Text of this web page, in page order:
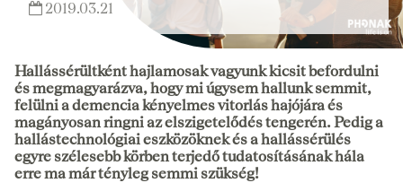
2019.03.21
Hallássérültként hajlamosak vagyunk kicsit befordulni
és megmagyarázva, hogy mi úgysem hallunk semmit,
felülni a demencia kényelmes vitorlás hajójára és
magányosan ringni az elszigetelődés tengerén. Pedig a
hallástechnológiai eszközöknek és a hallássérülés
egyre szélesebb körben terjedő tudatosításának hála
erre ma már tényleg semmi szükség!